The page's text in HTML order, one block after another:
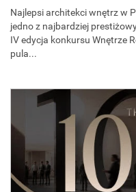
Najlepsi architekci wnętrz w
jedno z najbardziej
IV edycja konkursu Wnętrze
pula...